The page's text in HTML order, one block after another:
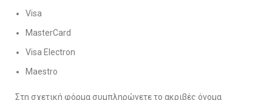
Visa
MasterCard
Visa Electron
Maestro
Στη σχετική φόρμα συμπληρώνετε το ακριβές όνομα